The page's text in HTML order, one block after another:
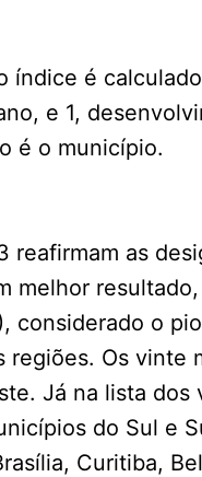
índice é
e 1,
é o município.
reafirmam as
melhor
considerado o
regiões. Os vinte
Já na lista dos
do Sul e
Curitiba,